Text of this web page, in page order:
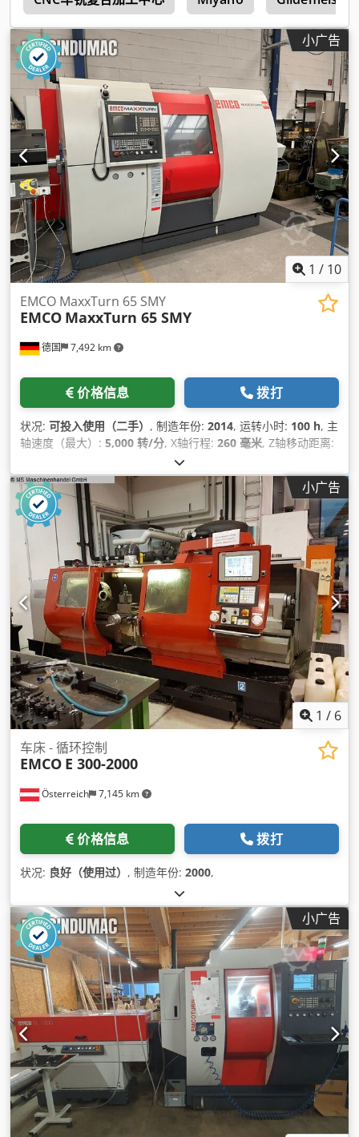
小广告
1 / 10
德国 7,492 km
EMCO MaxxTurn 65 SMY
EMCO MaxxTurn 65 SMY
价格信息 拨打
状况: 可投入使用（二手） , 制造年份: 2014, 运转小时: 100 h, 主
轴速度（最大）: 5,000 转/分, X轴行程: 260 毫米, Z轴移动距离:
, 总重量:
商:FANUC, 控制器型号:31i B, 轴数:3,
小广告
1 / 6
Österreich 7,145 km
车床 - 循环控制
EMCO E 300-2000
价格信息 拨打
状况: 良好（使用过） , 制造年份: 2000,
小广告